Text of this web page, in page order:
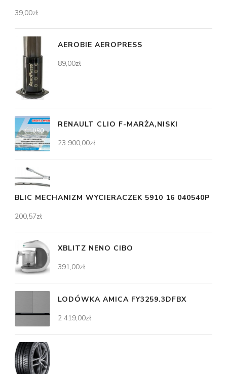
39,00zł
AEROBIE AEROPRESS
89,00zł
RENAULT CLIO F-MARŻA,NISKI
23 900,00zł
BLIC MECHANIZM WYCIERACZEK 5910 16 040540P
200,57zł
XBLITZ NENO CIBO
391,00zł
LODÓWKA AMICA FY3259.3DFBX
2 419,00zł